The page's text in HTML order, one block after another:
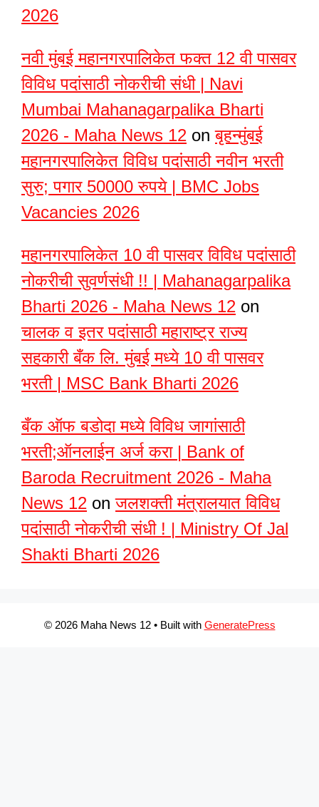
2026
नवी मुंबई महानगरपालिकेत फक्त 12 वी पासवर
विविध पदांसाठी नोकरीची संधी | Navi
Mumbai Mahanagarpalika Bharti
2026 - Maha News 12 onबृहन्मुंबई
महानगरपालिकेत विविध पदांसाठी नवीन भरती
सुरु; पगार 50000 रुपये | BMC Jobs
Vacancies 2026
महानगरपालिकेत 10 वी पासवर विविध पदांसाठी
नोकरीची सुवर्णसंधी !! | Mahanagarpalika
Bharti 2026 - Maha News 12 on
चालक व इतर पदांसाठी महाराष्ट्र राज्य
सहकारी बँक लि. मुंबई मध्ये 10 वी पासवर
भरती | MSC Bank Bharti 2026
बँक ऑफ बडोदा मध्ये विविध जागांसाठी
भरती;ऑनलाईन अर्ज करा | Bank of
Baroda Recruitment 2026 - Maha
News 12 onजलशक्ती मंत्रालयात विविध
पदांसाठी नोकरीची संधी ! | Ministry Of Jal
Shakti Bharti 2026
© 2026 Maha News 12• Built with GeneratePress